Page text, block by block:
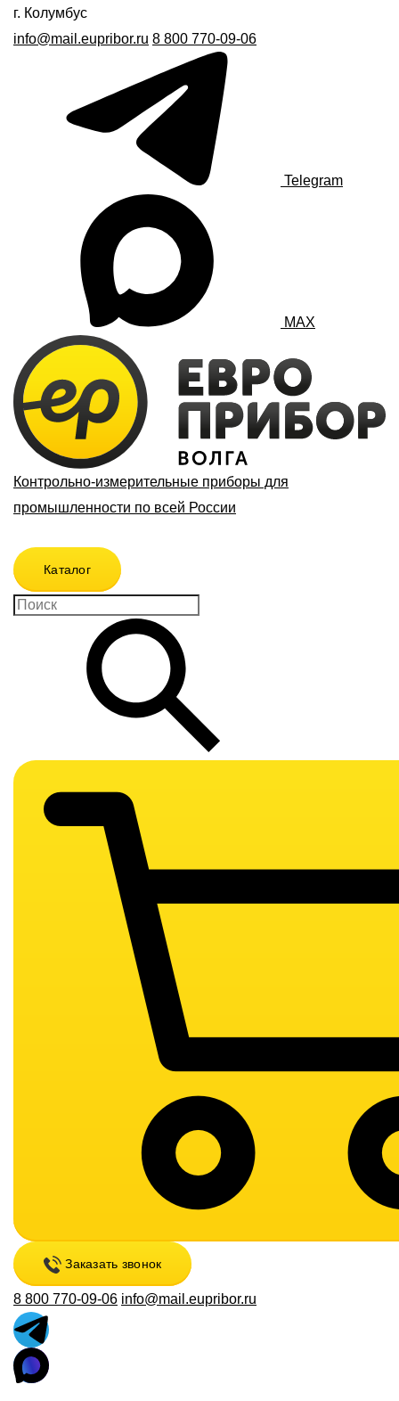
г. Колумбус
info@mail.eupribor.ru 8 800 770-09-06
Telegram
MAX
Контрольно-измерительные приборы для
промышленности по всей России
Каталог
Заказать звонок
8 800 770-09-06 info@mail.eupribor.ru